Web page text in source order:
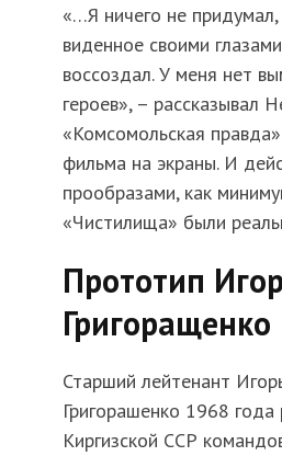
«…Я ничего не
виденное своими
воссоздал. У меня нет
героев», – рассказывал
«Комсомольская
фильма на экраны. И
прообразами, как
«Чистилища» были
Прототип
Григоращенко
Старший лейтенант
Григорашенко 1968
Киргизской ССР